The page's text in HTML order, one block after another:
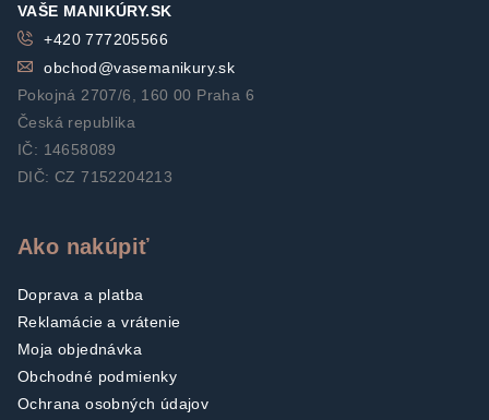
VAŠE MANIKÚRY.SK
+420 777205566
obchod@vasemanikury.sk
Pokojná 2707/6, 160 00 Praha 6
Česká republika
IČ: 14658089
DIČ: CZ 7152204213
Ako nakúpiť
Doprava a platba
Reklamácie a vrátenie
Moja objednávka
Obchodné podmienky
Ochrana osobných údajov